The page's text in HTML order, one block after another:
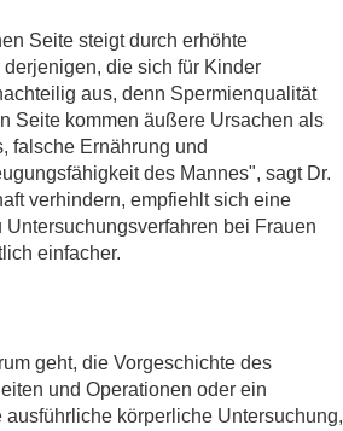
Seite steigt durch erhöhte
die sich für Kinder
aus, denn Spermienqualität
Seite kommen äußere Ursachen als
falsche Ernährung und
des Mannes", sagt Dr.
verhindern, empfiehlt sich eine
bei Frauen
einfacher.
geht, die Vorgeschichte des
und Operationen oder ein
körperliche Untersuchung,